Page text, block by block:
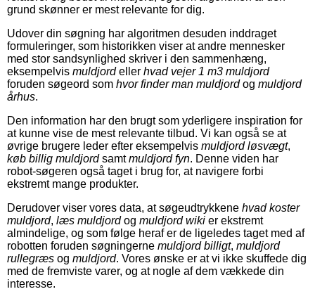
grund skønner er mest relevante for dig.
Udover din søgning har algoritmen desuden inddraget
formuleringer, som historikken viser at andre mennesker
med stor sandsynlighed skriver i den sammenhæng,
eksempelvis muldjordeller hvad vejer 1 m3 muldjord
foruden søgeord som hvor finder man muldjordog muldjord
århus.
Den information har den brugt som yderligere inspiration for
at kunne vise de mest relevante tilbud. Vi kan også se at
øvrige brugere leder efter eksempelvis muldjord løsvægt,
køb billig muldjordsamtmuldjord fyn. Denne viden har
robot-søgeren også taget i brug for, at navigere forbi
ekstremt mange produkter.
Derudover viser vores data, at søgeudtrykkene hvad koster
muldjord, læs muldjordog muldjord wiki er ekstremt
almindelige, og som følge heraf er de ligeledes taget med af
robotten foruden søgningerne muldjord billigt, muldjord
rullegræs og muldjord. Vores ønske er at vi ikke skuffede dig
med de fremviste varer, og at nogle af dem vækkede din
interesse.